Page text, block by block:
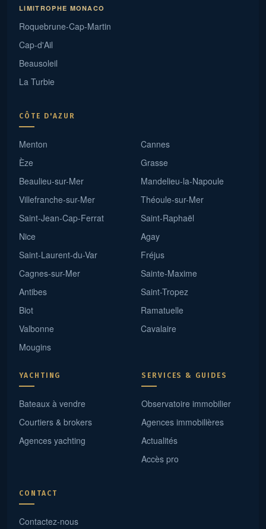
LIMITROPHE MONACO
Roquebrune-Cap-Martin
Cap-d'Ail
Beausoleil
La Turbie
CÔTE D'AZUR
Menton
Èze
Beaulieu-sur-Mer
Villefranche-sur-Mer
Saint-Jean-Cap-Ferrat
Nice
Saint-Laurent-du-Var
Cagnes-sur-Mer
Antibes
Biot
Valbonne
Mougins
Cannes
Grasse
Mandelieu-la-Napoule
Théoule-sur-Mer
Saint-Raphaël
Agay
Fréjus
Sainte-Maxime
Saint-Tropez
Ramatuelle
Cavalaire
YACHTING
Bateaux à vendre
Courtiers & brokers
Agences yachting
SERVICES & GUIDES
Observatoire immobilier
Agences immobilières
Actualités
Accès pro
CONTACT
Contactez-nous